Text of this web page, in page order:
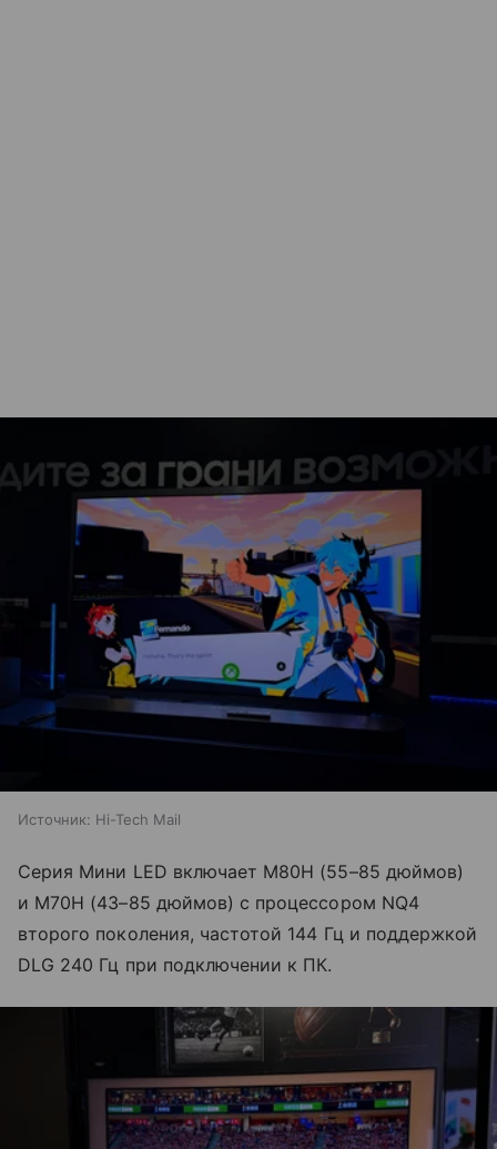
Источник: Hi-Tech Mail
Серия Мини LED включает M80H (55–85 дюймов)
и M70H (43–85 дюймов) с процессором NQ4
второго поколения, частотой 144 Гц и поддержкой
DLG 240 Гц при подключении к ПК.